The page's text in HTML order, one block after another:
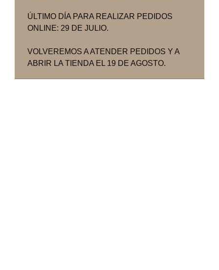
ÚLTIMO DÍA PARA REALIZAR PEDIDOS
ONLINE: 29 DE JULIO.
VOLVEREMOS A ATENDER PEDIDOS Y A
ABRIR LA TIENDA EL 19 DE AGOSTO.